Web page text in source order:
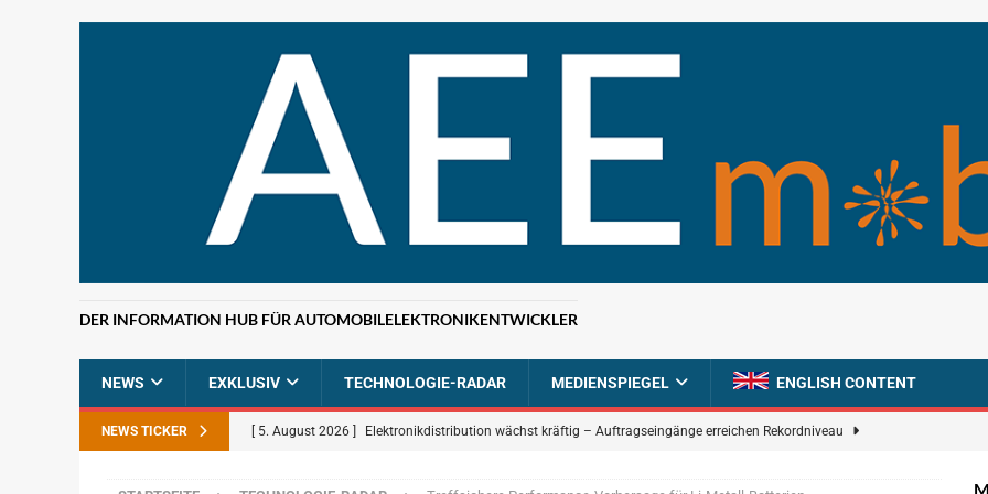
DER INFORMATION HUB FÜR AUTOMOBILELEKTRONIKENTWICKLER
NEWS EXKLUSIV TECHNOLOGIE-RADAR MEDIENSPIEGEL ENGLISH CONTENT
NEWS TICKER [ 5. August 2026 ] Elektronikdistribution wächst kräftig – Auftragseingänge erreichen Rekordniveau